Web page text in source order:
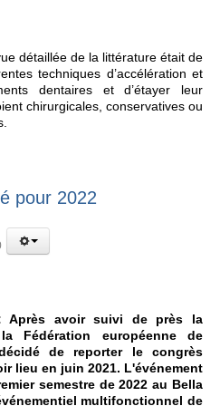
détaillée de la littérature était de
techniques d’accélération et
dentaires et d’étayer leur
chirurgicales, conservatives ou
pour 2022
Après avoir suivi de près la
Fédération européenne de
de reporter le congrès
lieu en juin 2021. L'événement
semestre de 2022 au Bella
multifonctionnel de